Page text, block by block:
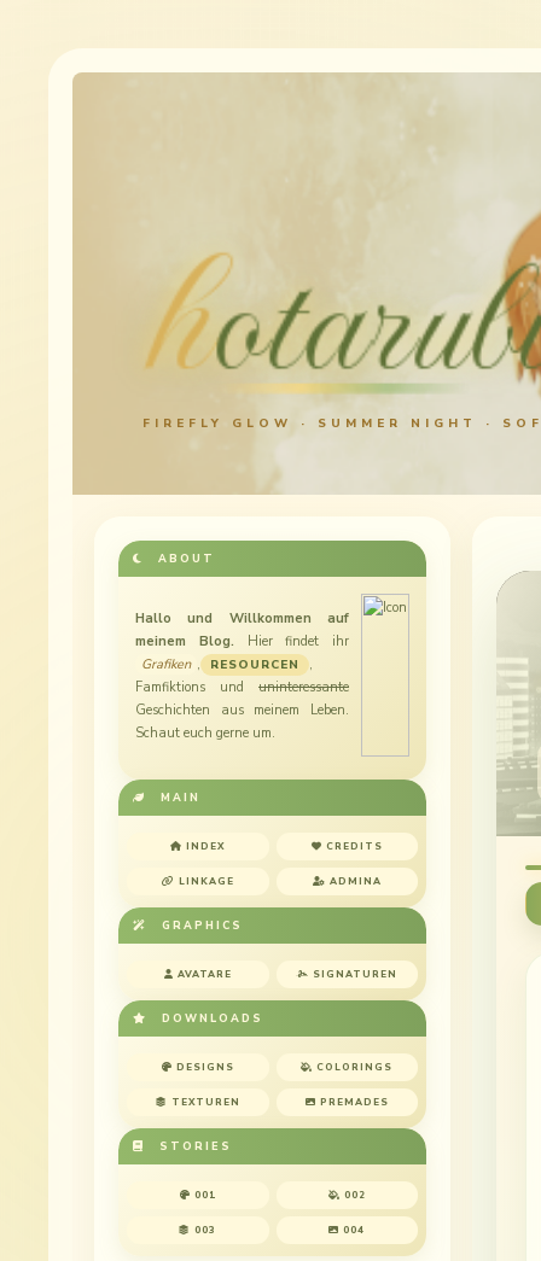
h
FIREFLY GLOW · SUMMER NIGHT ·
ABOUT
Hallo und Willkommen auf
meinem Blog. Hier findet ihr
Grafiken , RESOURCEN
,
Famfiktions und uninteressante
Geschichten aus meinem Leben.
Schaut euch gerne um.
MAIN
INDEX CREDITS
LINKAGE ADMINA
GRAPHICS
AVATARE SIGNATUREN
DOWNLOADS
DESIGNS COLORINGS
TEXTUREN PREMADES
STORIES
001 002
003 004